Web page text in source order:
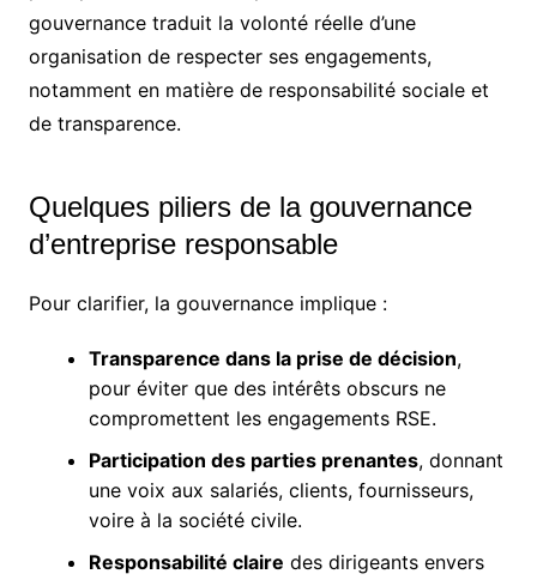
gouvernance traduit la volonté réelle d’une
organisation de respecter ses engagements,
notamment en matière de responsabilité sociale et
de transparence.
Quelques piliers de la gouvernance
d’entreprise responsable
Pour clarifier, la gouvernance implique :
Transparence dans la prise de décision,
pour éviter que des intérêts obscurs ne
compromettent les engagements RSE.
Participation des parties prenantes, donnant
une voix aux salariés, clients, fournisseurs,
voire à la société civile.
Responsabilité claire des dirigeants envers